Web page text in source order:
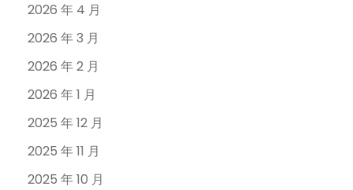
2026 年 4 月
2026 年 3 月
2026 年 2 月
2026 年 1 月
2025 年 12 月
2025 年 11 月
2025 年 10 月